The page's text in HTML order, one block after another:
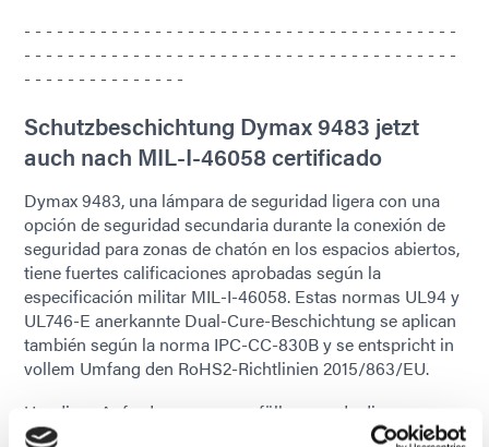
- - - - - - - - - - - - - - - - - - - - - - - - - - - - - - - - - - - - - - - -
- - - - - - - - - - - - - - - - - - - - - - - - - - - - - - - - - - - - - - - -
- - - - - - - - - - - - - - -
Schutzbeschichtung Dymax 9483 jetzt
auch nach MIL-I-46058 certificado
Dymax 9483, una lámpara de seguridad ligera con una
opción de seguridad secundaria durante la conexión de
seguridad para zonas de chatón en los espacios abiertos,
tiene fuertes calificaciones aprobadas según la
especificación militar MIL-I-46058. Estas normas UL94 y
UL746-E anerkannte Dual-Cure-Beschichtung se aplican
también según la norma IPC-CC-830B y se entspricht in
vollem Umfang den RoHS2-Richtlinien 2015/863/EU.
Um diese Anforderungen zu erfüllen, wurde diese
Beschichtung einer Reihe von umfassenden Prüfungen